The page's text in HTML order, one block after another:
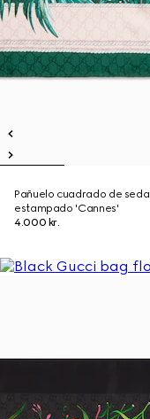
Pañuelo cuadrado de seda
estampado 'Cannes'
4.000 kr.